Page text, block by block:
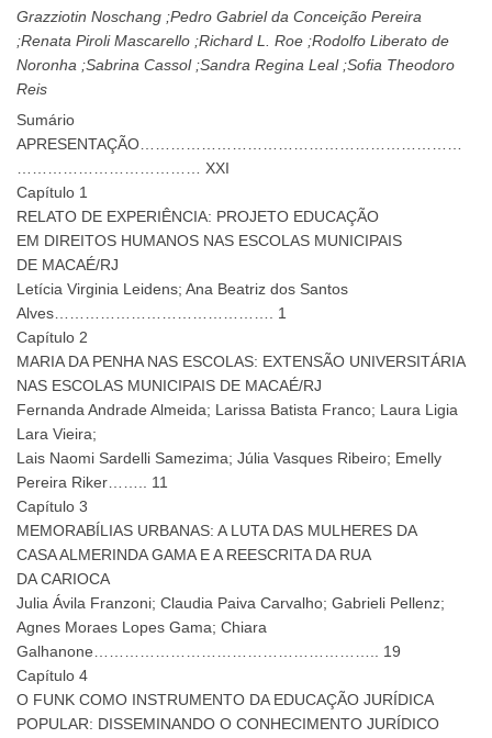
Grazziotin Noschang ;Pedro Gabriel da Conceição Pereira
;Renata Piroli Mascarello ;Richard L. Roe ;Rodolfo Liberato de
Noronha ;Sabrina Cassol ;Sandra Regina Leal ;Sofia Theodoro
Reis
Sumário
APRESENTAÇÃO………………………………………………………
……………………………… XXI
Capítulo 1
RELATO DE EXPERIÊNCIA: PROJETO EDUCAÇÃO
EM DIREITOS HUMANOS NAS ESCOLAS MUNICIPAIS
DE MACAÉ/RJ
Letícia Virginia Leidens; Ana Beatriz dos Santos
Alves……………………………………. 1
Capítulo 2
MARIA DA PENHA NAS ESCOLAS: EXTENSÃO UNIVERSITÁRIA
NAS ESCOLAS MUNICIPAIS DE MACAÉ/RJ
Fernanda Andrade Almeida; Larissa Batista Franco; Laura Ligia
Lara Vieira;
Lais Naomi Sardelli Samezima; Júlia Vasques Ribeiro; Emelly
Pereira Riker…….. 11
Capítulo 3
MEMORABÍLIAS URBANAS: A LUTA DAS MULHERES DA
CASA ALMERINDA GAMA E A REESCRITA DA RUA
DA CARIOCA
Julia Ávila Franzoni; Claudia Paiva Carvalho; Gabrieli Pellenz;
Agnes Moraes Lopes Gama; Chiara
Galhanone……………………………………………….. 19
Capítulo 4
O FUNK COMO INSTRUMENTO DA EDUCAÇÃO JURÍDICA
POPULAR: DISSEMINANDO O CONHECIMENTO JURÍDICO